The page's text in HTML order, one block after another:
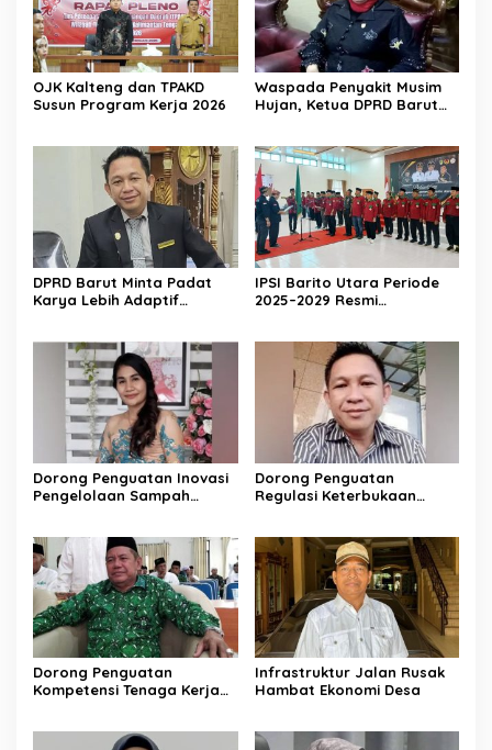
OJK Kalteng dan TPAKD
Susun Program Kerja 2026
Waspada Penyakit Musim
Hujan, Ketua DPRD Barut
DPRD Barut Minta Padat
Karya Lebih Adaptif
IPSI Barito Utara Periode
2025–2029 Resmi
Dorong Penguatan Inovasi
Pengelolaan Sampah
Dorong Penguatan
Regulasi Keterbukaan
Dorong Penguatan
Kompetensi Tenaga Kerja
Infrastruktur Jalan Rusak
Hambat Ekonomi Desa